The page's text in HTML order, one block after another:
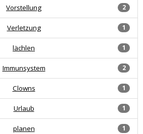
2
Vorstellung
1
Verletzung
1
lächlen
2
Immunsystem
1
Clowns
1
Urlaub
1
planen